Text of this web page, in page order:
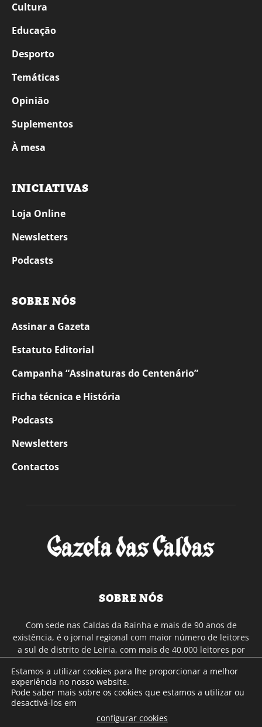
Cultura
Educação
Desporto
Temáticas
Opinião
Suplementos
À mesa
INICIATIVAS
Loja Online
Newsletters
Podcasts
SOBRE NÓS
Assinar a Gazeta
Estatuto Editorial
Campanha “Assinaturas do Centenário”
Ficha técnica e História
Podcasts
Newsletters
Contactos
SOBRE NÓS
Com sede nas Caldas da Rainha e mais de 90 anos de
existência, é o jornal regional com maior número de leitores
a sul de distrito de Leiria, com mais de 40.000 leitores por
Continental e assinatura online.
SIGA-NOS
Estamos a utilizar cookies para lhe proporcionar a melhor
experiência no nosso website.
Pode saber mais sobre os cookies que estamos a utilizar ou
desactivá-los em
configurar cookies